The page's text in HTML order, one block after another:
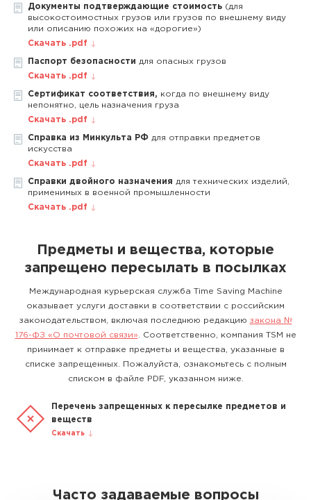
Документы подтверждающие стоимость (для
высокостоимостных грузов или грузов по внешнему виду
или описанию похожих на «дорогие»)
Скачать .pdf
Паспорт безопасности для опасных грузов
Скачать .pdf
Сертификат соответствия, когда по внешнему виду
непонятно, цель назначения груза
Скачать .pdf
Справка из Минкульта РФ для отправки предметов
искусства
Скачать .pdf
Справки двойного назначения для технических изделий,
применимых в военной промышленности
Скачать .pdf
Предметы и вещества, которые
запрещено пересылать в посылках
Международная курьерская служба Time Saving Machine
оказывает услуги доставки в соответствии с российским
законодательством, включая последнюю редакцию закона №
176-ФЗ «О почтовой связи» . Соответственно, компания TSM не
принимает к отправке предметы и вещества, указанные в
списке запрещенных. Пожалуйста, ознакомьтесь с полным
списком в файле PDF, указанном ниже.
Перечень запрещенных к пересылке предметов и
веществ
Скачать
Часто задаваемые вопросы